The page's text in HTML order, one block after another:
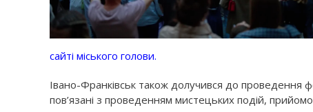
сайті міського голови.
Івано-Франківськ також долучився до проведення
пов’язані з проведенням мистецьких подій,